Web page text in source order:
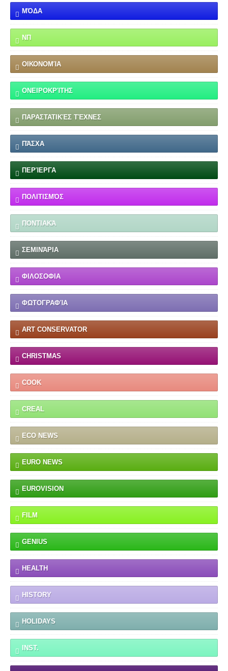
ΜΌΔΑ
ΝΠ
ΟΙΚΟΝΟΜΊΑ
ΟΝΕΙΡΟΚΡΊΤΗΣ
ΠΑΡΑΣΤΑΤΙΚΈΣ ΤΈΧΝΕΣ
ΠΆΣΧΑ
ΠΕΡΊΕΡΓΑ
ΠΟΛΙΤΙΣΜΌΣ
ΠΟΝΤΙΑΚΆ
ΣΕΜΙΝΆΡΙΑ
ΦΙΛΟΣΟΦΙΑ
ΦΩΤΟΓΡΑΦΊΑ
ART CONSERVATOR
CHRISTMAS
COOK
CREAL
ECO NEWS
EURO NEWS
EUROVISION
FILM
GENIUS
HEALTH
HISTORY
HOLIDAYS
INST.